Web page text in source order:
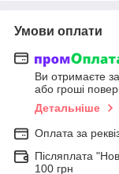
Умови оплати
Ви отримаєте
або гроші
Детальніше
Оплата за
Післяплата
100 грн